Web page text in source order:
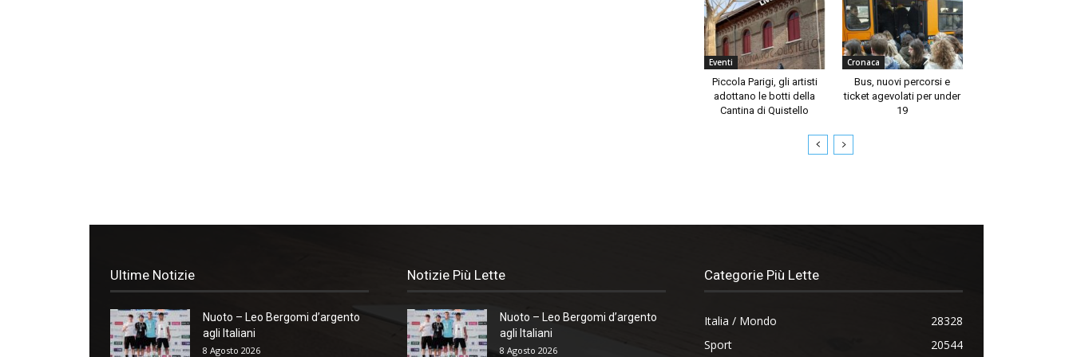
Eventi
Piccola Parigi, gli artisti
adottano le botti della
Cantina di Quistello
Cronaca
Bus, nuovi percorsi e
ticket agevolati per under
19
Ultime Notizie
Nuoto – Leo Bergomi d’argento
agli Italiani
8 Agosto 2026
Notizie Più Lette
Nuoto – Leo Bergomi d’argento
agli Italiani
8 Agosto 2026
Categorie Più Lette
Italia / Mondo
28328
Sport
20544